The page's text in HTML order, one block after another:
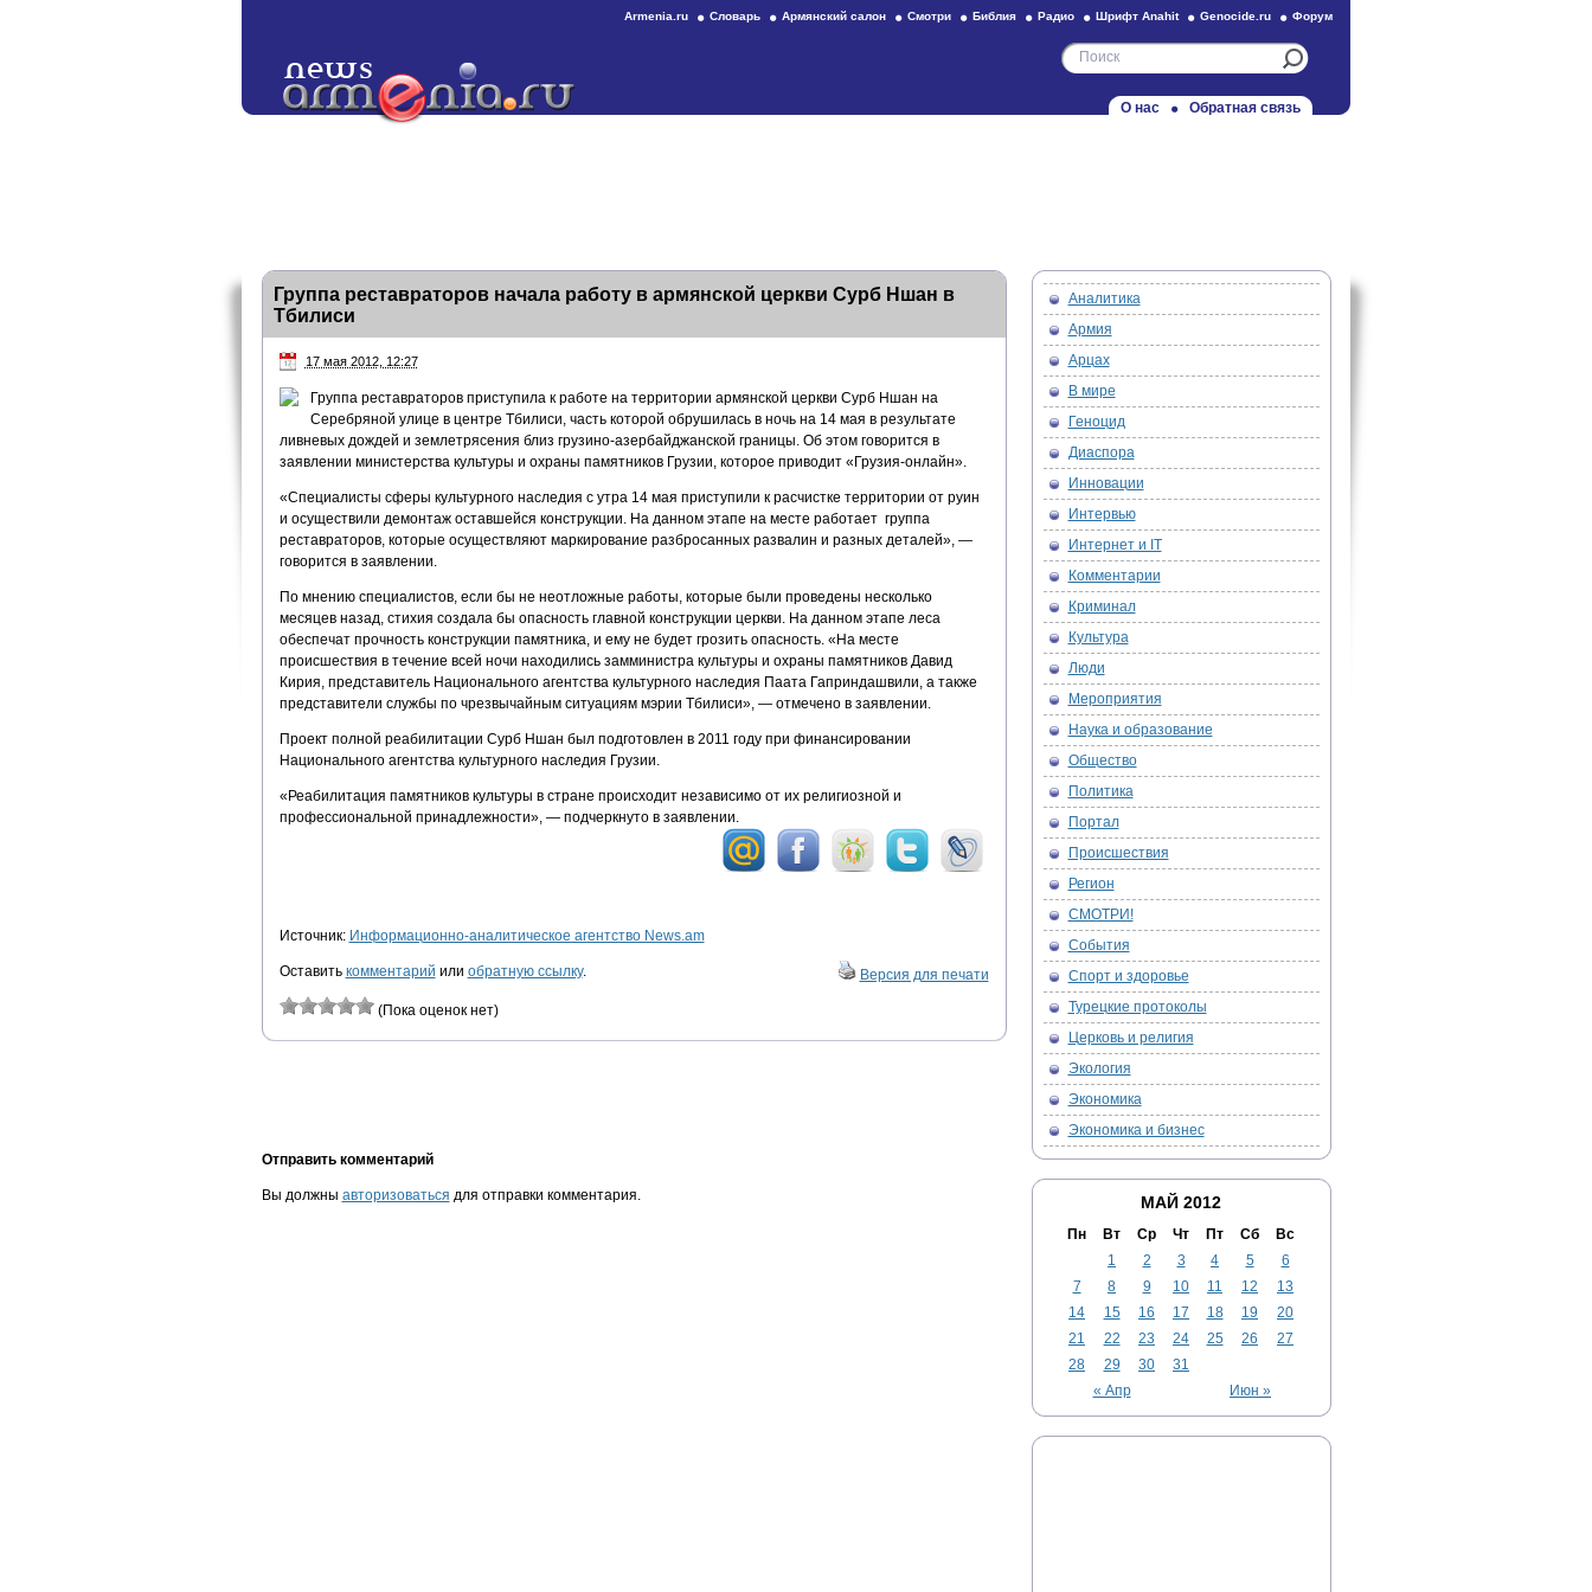
Armenia.ru Словарь Армянский салон Смотри Библия Радио Шрифт Anahit Genocide.ru Форум
О нас Обратная связь
Группа реставраторов начала работу в армянской церкви Сурб Ншан в
Тбилиси
17 мая 2012, 12:27
Группа реставраторов приступила к работе на территории армянской церкви Сурб Ншан на
Серебряной улице в центре Тбилиси, часть которой обрушилась в ночь на 14 мая в результате
ливневых дождей и землетрясения близ грузино-азербайджанской границы. Об этом говорится в
заявлении министерства культуры и охраны памятников Грузии, которое приводит «Грузия-онлайн».
«Специалисты сферы культурного наследия с утра 14 мая приступили к расчистке территории от руин
и осуществили демонтаж оставшейся конструкции. На данном этапе на месте работает группа
реставраторов, которые осуществляют маркирование разбросанных развалин и разных деталей», —
говорится в заявлении.
По мнению специалистов, если бы не неотложные работы, которые были проведены несколько
месяцев назад, стихия создала бы опасность главной конструкции церкви. На данном этапе леса
обеспечат прочность конструкции памятника, и ему не будет грозить опасность. «На месте
происшествия в течение всей ночи находились замминистра культуры и охраны памятников Давид
Кирия, представитель Национального агентства культурного наследия Паата Гаприндашвили, а также
представители службы по чрезвычайным ситуациям мэрии Тбилиси», — отмечено в заявлении.
Проект полной реабилитации Сурб Ншан был подготовлен в 2011 году при финансировании
Национального агентства культурного наследия Грузии.
«Реабилитация памятников культуры в стране происходит независимо от их религиозной и
профессиональной принадлежности», — подчеркнуто в заявлении.
Источник: Информационно-аналитическое агентство News.am
Оставить комментарий или обратную ссылку. Версия для печати
(Пока оценок нет)
Отправить комментарий
Вы должны авторизоваться для отправки комментария.
Аналитика
Армия
Арцах
В мире
Геноцид
Диаспора
Инновации
Интервью
Интернет и IT
Комментарии
Криминал
Культура
Люди
Мероприятия
Наука и образование
Общество
Политика
Портал
Происшествия
Регион
СМОТРИ!
События
Спорт и здоровье
Турецкие протоколы
Церковь и религия
Экология
Экономика
Экономика и бизнес
МАЙ 2012
Пн Вт Ср Чт Пт Сб Вс
« Апр Июн »
1 2 3 4 5
6
7
8 9 10 11 12
13
14
15 16 17 18 19
20
21
22 23 24 25 26
27
28
29 30 31